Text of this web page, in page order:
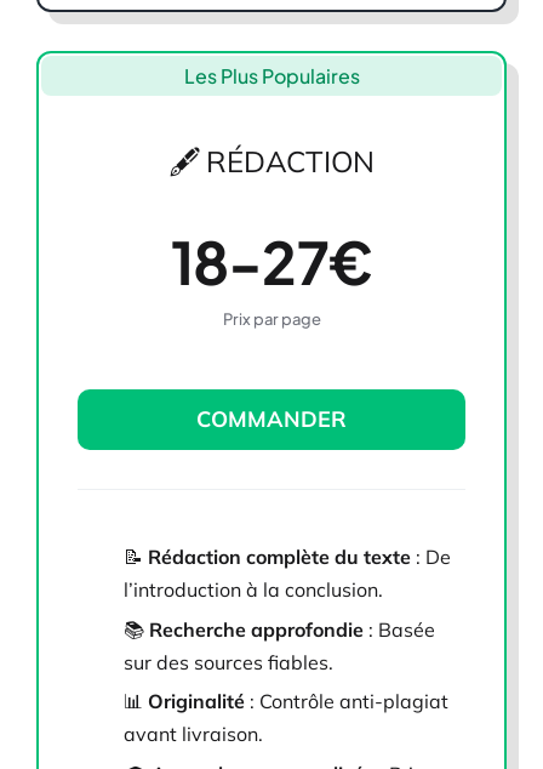
Les Plus Populaires
🖋 RÉDACTION
18-27€
Prix par page
COMMANDER
📝 Rédaction complète du texte : De
l’introduction à la conclusion.
📚 Recherche approfondie : Basée
sur des sources fiables.
📊 Originalité : Contrôle anti-plagiat
avant livraison.